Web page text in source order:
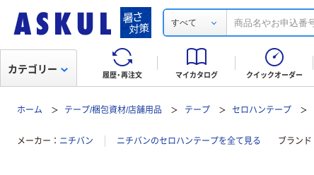
すべて
履歴・再注文 マイカタログ クイックオーダー
カテゴリー
ホーム テープ/梱包資材/店舗用品 テープ セロハンテープ
メーカー ニチバン ニチバンのセロハンテープを全て見る ブランド